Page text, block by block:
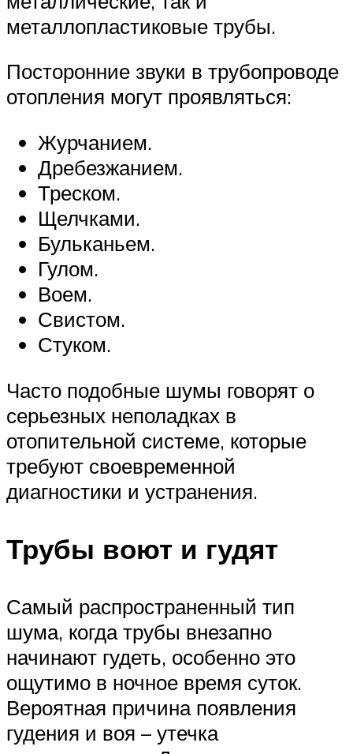
металлопластиковые трубы.
Посторонние звуки в трубопроводе
отопления могут проявляться:
Журчанием.
Дребезжанием.
Треском.
Щелчками.
Бульканьем.
Гулом.
Воем.
Свистом.
Стуком.
Часто подобные шумы говорят о
серьезных неполадках в
отопительной системе, которые
требуют своевременной
диагностики и устранения.
Трубы воют и гудят
Самый распространенный тип
шума, когда трубы внезапно
начинают гудеть, особенно это
ощутимо в ночное время суток.
Вероятная причина появления
гудения и воя – утечка